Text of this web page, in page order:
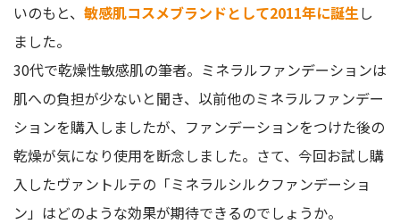
いのもと、 敏感肌コスメブランドとして2011年に誕生し
ました。
30代で乾燥性敏感肌の筆者。ミネラルファンデーションは
肌への負担が少ないと聞き、以前他のミネラルファンデー
ションを購入しましたが、ファンデーションをつけた後の
乾燥が気になり使用を断念しました。さて、今回お試し購
入したヴァントルテの「ミネラルシルクファンデーショ
ン」はどのような効果が期待できるのでしょうか。